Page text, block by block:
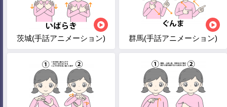
茨城(手話アニメーション) 群馬(手話アニメーション)